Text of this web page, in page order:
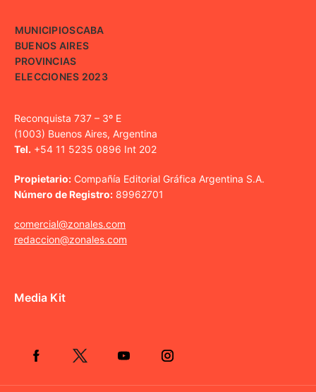
MUNICIPIOSCABA
BUENOS AIRES
PROVINCIAS
ELECCIONES 2023
Reconquista 737 – 3º E
(1003) Buenos Aires, Argentina
Tel. +54 11 5235 0896 Int 202
Propietario: Compañía Editorial Gráfica Argentina S.A.
Número de Registro: 89962701
comercial@zonales.com
redaccion@zonales.com
Media Kit